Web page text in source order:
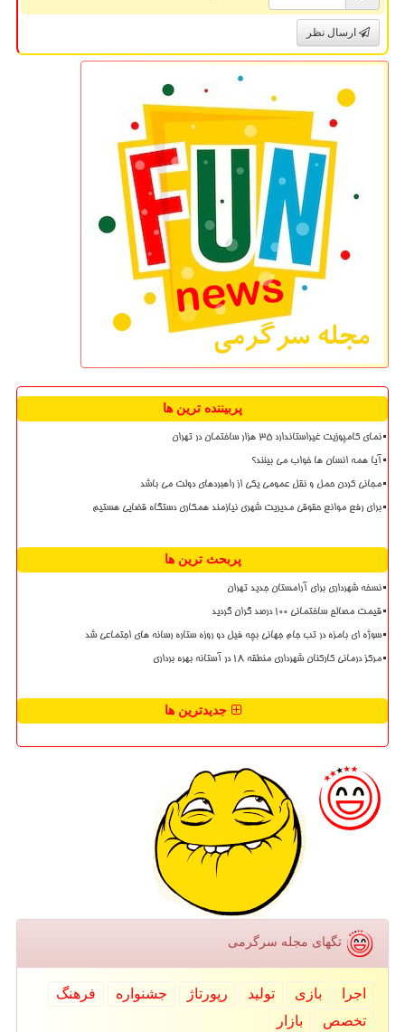
ارسال نظر
پربیننده ترین ها
نمای کامپوزیت غیراستاندارد ۳۵ هزار ساختمان در تهران
آیا همه انسان ها خواب می بینند؟
مجانی کردن حمل و نقل عمومی یکی از راهبردهای دولت می باشد
برای رفع موانع حقوقی مدیریت شهری نیازمند همکاری دستگاه قضایی هستیم
پربحث ترین ها
نسخه شهرداری برای آرامستان جدید تهران
قیمت مصالح ساختمانی ۱۰۰ درصد گران گردید
سوژه ای بامزه در تب جام جهانی بچه فیل دو روزه ستاره رسانه های اجتماعی شد
مرکز درمانی کارکنان شهرداری منطقه ۱۸ در آستانه بهره برداری
جدیدترین ها
تگهای مجله سرگرمی
اجرا بازی تولید رپورتاژ جشنواره
فرهنگ
تخصص
بازار